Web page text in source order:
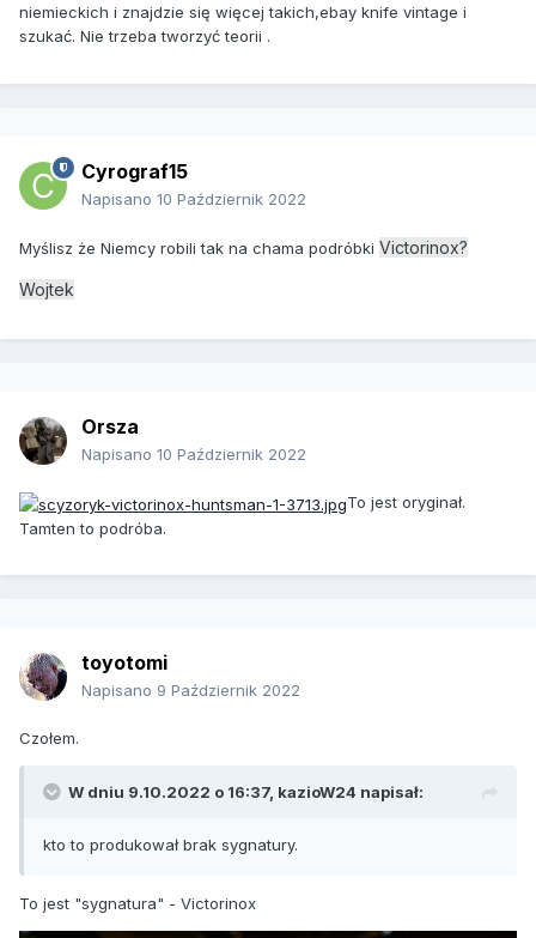
niemieckich i znajdzie się więcej takich,ebay knife vintage i
szukać. Nie trzeba tworzyć teorii .
Cyrograf15
Napisano 10 Październik 2022
Myślisz że Niemcy robili tak na chama podróbki Victorinox?
Wojtek
Orsza
Napisano 10 Październik 2022
To jest oryginał.
Tamten to podróba.
toyotomi
Napisano 9 Październik 2022
Czołem.
W dniu 9.10.2022 o 16:37, kazioW24 napisał:
kto to produkował brak sygnatury.
To jest "sygnatura" - Victorinox